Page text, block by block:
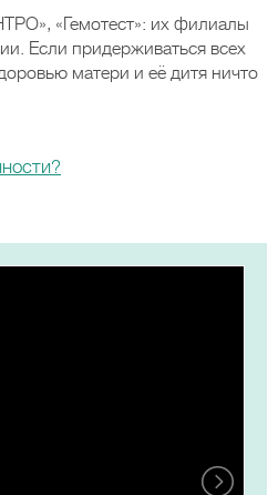
«Гемотест»: их филиалы
Если придерживаться всех
матери и её дитя ничто